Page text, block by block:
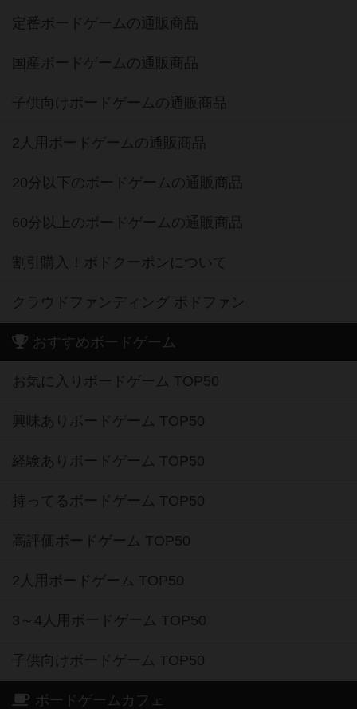
定番ボードゲームの通販商品
国産ボードゲームの通販商品
子供向けボードゲームの通販商品
2人用ボードゲームの通販商品
20分以下のボードゲームの通販商品
60分以上のボードゲームの通販商品
割引購入！ボドクーポンについて
クラウドファンディング ボドファン
おすすめボードゲーム
お気に入りボードゲーム TOP50
興味ありボードゲーム TOP50
経験ありボードゲーム TOP50
持ってるボードゲーム TOP50
高評価ボードゲーム TOP50
2人用ボードゲーム TOP50
3～4人用ボードゲーム TOP50
子供向けボードゲーム TOP50
ボードゲームカフェ